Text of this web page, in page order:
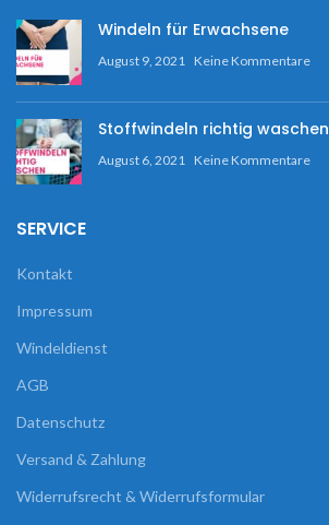
Windeln für Erwachsene
August 9, 2021 Keine Kommentare
Stoffwindeln richtig waschen
August 6, 2021 Keine Kommentare
SERVICE
Kontakt
Impressum
Windeldienst
AGB
Datenschutz
Versand & Zahlung
Widerrufsrecht & Widerrufsformular